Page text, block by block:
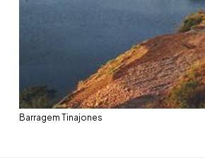
Barragem Tinajones